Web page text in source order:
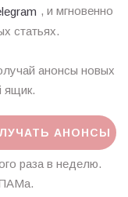
, и мгновенно
статьях.
анонсы новых
ящик.
раза в неделю.